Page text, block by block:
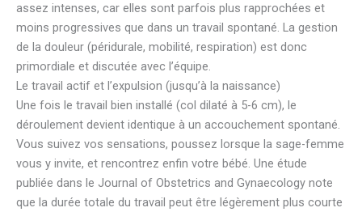
assez intenses, car elles sont parfois plus rapprochées et
moins progressives que dans un travail spontané. La gestion
de la douleur (péridurale, mobilité, respiration) est donc
primordiale et discutée avec l’équipe.
Le travail actif et l’expulsion (jusqu’à la naissance)
Une fois le travail bien installé (col dilaté à 5-6 cm), le
déroulement devient identique à un accouchement spontané.
Vous suivez vos sensations, poussez lorsque la sage-femme
vous y invite, et rencontrez enfin votre bébé. Une étude
publiée dans le Journal of Obstetrics and Gynaecology note
que la durée totale du travail peut être légèrement plus courte